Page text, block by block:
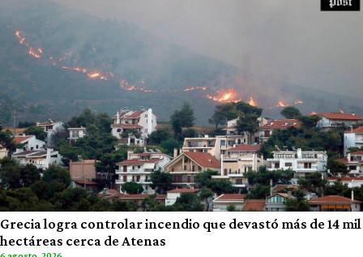
Grecia logra controlar incendio que devastó más de 14 mil
hectáreas cerca de Atenas